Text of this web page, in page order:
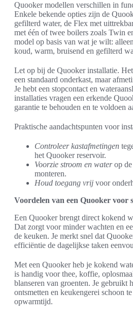
Quooker modellen verschillen in
Enkele bekende opties zijn de
gefilterd water, de Flex met
met één of twee boilers zoals Twin
model op basis van wat je wilt:
koud, warm, bruisend en gefilterd
Let op bij de Quooker installatie.
een standaard onderkast, maar
Je hebt een stopcontact en
installaties vragen een erkende
garantie te behouden en te voldoen
Praktische aandachtspunten voor
Controleer kastafmetingen
het Quooker reservoir.
Voorzie stroom en waterop de
monteren.
Houd toegang vrij voor
Voordelen van een Quooker voor
Een Quooker brengt direct kokend
Dat zorgt voor minder wachten en
de keuken. Je merkt snel dat
efficiëntie de dagelijkse taken
Met een Quooker heb je kokend
is handig voor thee, koffie,
blanseren van groenten. Je gebruikt
ontsmetten en keukengerei schoon
opwarmtijd.